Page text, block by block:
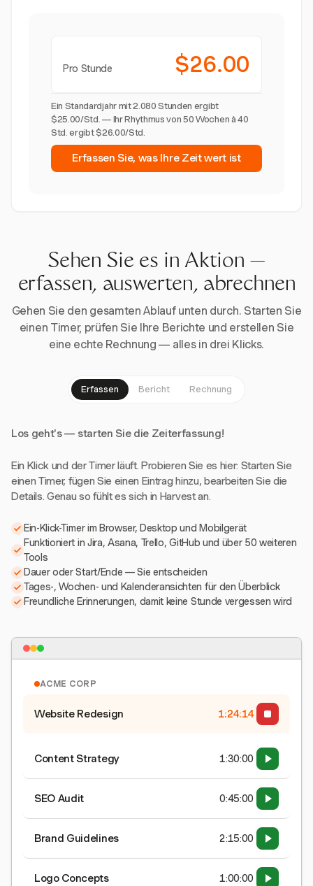
Pro Stunde $26.00
Ein Standardjahr mit 2.080 Stunden ergibt
$25.00/Std. — Ihr Rhythmus von 50 Wochen à 40
Std. ergibt $26.00/Std.
Erfassen Sie, was Ihre Zeit wert ist
Sehen Sie es in Aktion —
erfassen, auswerten, abrechnen
Gehen Sie den gesamten Ablauf unten durch. Starten Sie
einen Timer, prüfen Sie Ihre Berichte und erstellen Sie
eine echte Rechnung — alles in drei Klicks.
Erfassen Bericht Rechnung
Los geht's — starten Sie die Zeiterfassung!
Ein Klick und der Timer läuft. Probieren Sie es hier: Starten Sie
einen Timer, fügen Sie einen Eintrag hinzu, bearbeiten Sie die
Details. Genau so fühlt es sich in Harvest an.
Ein-Klick-Timer im Browser, Desktop und Mobilgerät
Funktioniert in Jira, Asana, Trello, GitHub und über 50 weiteren
Tools
Dauer oder Start/Ende — Sie entscheiden
Tages-, Wochen- und Kalenderansichten für den Überblick
Freundliche Erinnerungen, damit keine Stunde vergessen wird
ACME CORP
Website Redesign 1:24:15
Content Strategy 1:30:00
SEO Audit 0:45:00
Brand Guidelines 2:15:00
Logo Concepts 1:00:00